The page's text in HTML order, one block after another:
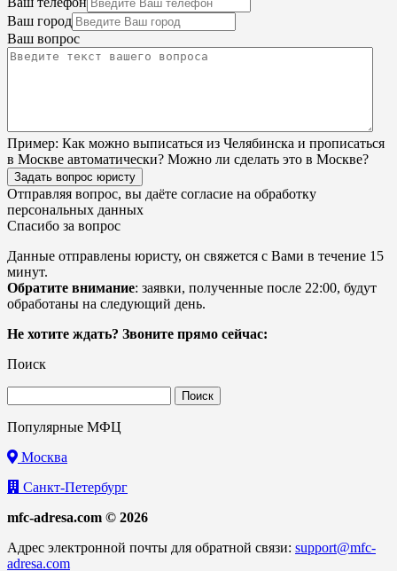
Ваш город
Ваш вопрос
Пример: Как можно выписаться из Челябинска и прописаться
в Москве автоматически? Можно ли сделать это в Москве?
Задать вопрос юристу
Отправляя вопрос, вы даёте согласие на обработку
персональных данных
Спасибо за вопрос
Данные отправлены юристу, он свяжется с Вами в течение 15
минут.
Обратите внимание: заявки, полученные после 22:00, будут
обработаны на следующий день.
Не хотите ждать? Звоните прямо сейчас:
Поиск
Популярные МФЦ
Москва
Санкт-Петербург
mfc-adresa.com © 2026
Адрес электронной почты для обратной связи: support@mfc-
adresa.com